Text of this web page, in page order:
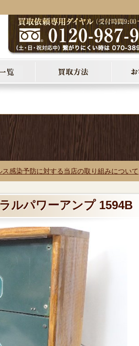
ス感染予防に対する当店の取り組みについて
ルパワーアンプ 1594B